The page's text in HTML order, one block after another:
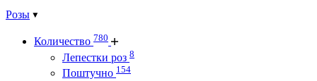
Розы
Количество 780
Лепестки роз 8
Поштучно 154